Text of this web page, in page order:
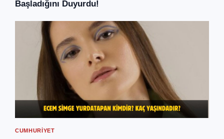
Başladığını Duyurdu!
CUMHURIYET